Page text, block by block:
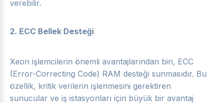
verebilir.
2. ECC Bellek Desteği
Xeon işlemcilerin önemli avantajlarından biri, ECC
(Error-Correcting Code) RAM desteği sunmasıdır. Bu
özellik, kritik verilerin işlenmesini gerektiren
sunucular ve iş istasyonları için büyük bir avantaj